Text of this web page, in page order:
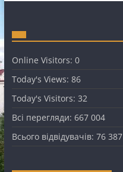
Online Visitors: 0
Today's Views: 86
Today's Visitors: 32
Всі перегляди: 667 004
Всього відвідувачів: 76 387